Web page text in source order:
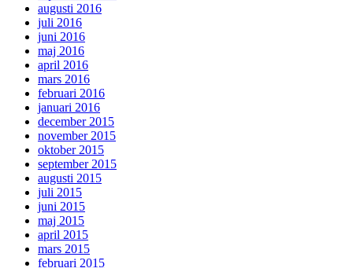
augusti 2016
juli 2016
juni 2016
maj 2016
april 2016
mars 2016
februari 2016
januari 2016
december 2015
november 2015
oktober 2015
september 2015
augusti 2015
juli 2015
juni 2015
maj 2015
april 2015
mars 2015
februari 2015